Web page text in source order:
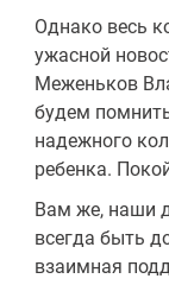
Однако весь
ужасной
Меженьков
будем
надежного
ребенка.
Вам же, наши
всегда быть
взаимная